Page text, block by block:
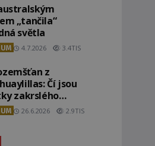
„tančila“
světla
4.7.2026 3.4TIS
z
Čí jsou
zakrslého
s ohromnou
26.6.2026 2.9TIS